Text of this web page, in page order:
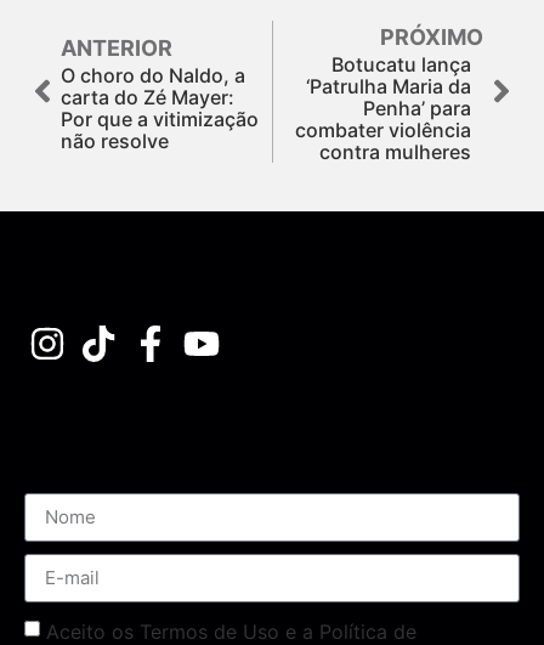
ANTERIOR
O choro do Naldo, a
carta do Zé Mayer:
Por que a vitimização
não resolve
PRÓXIMO
Botucatu lança
‘Patrulha Maria da
Penha’ para
combater violência
contra mulheres
Aceito os Termos de Uso e a Política de